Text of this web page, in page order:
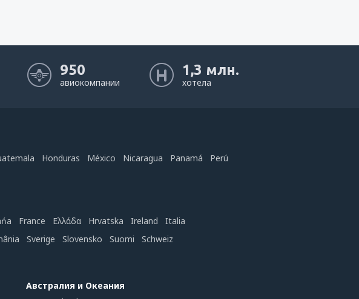
950
авиокомпании
1,3 млн.
хотела
Honduras México Nicaragua Panamá
Perú
France Ελλάδα Hrvatska Ireland
Italia
Sverige Slovensko Suomi
Schweiz
Австралия и Океания